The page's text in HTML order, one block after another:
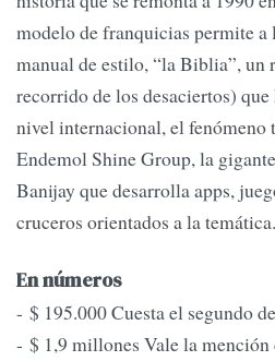
modelo de franquicias permite a
manual de estilo, “la Biblia”, un
recorrido de los desaciertos)
nivel internacional, el fenómeno
Endemol Shine Group, la
Banijay que desarrolla apps,
cruceros orientados a la temática.
En números
- $ 195.000 Cuesta el segundo
- $ 1,9 millones Vale la